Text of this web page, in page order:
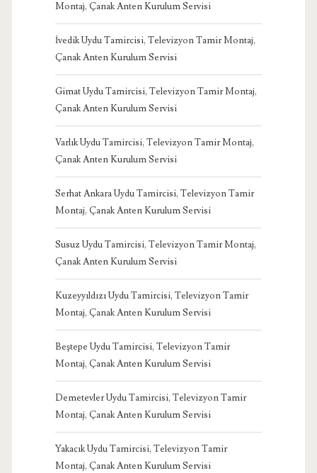
Montaj, Çanak Anten Kurulum Servisi
İvedik Uydu Tamircisi, Televizyon Tamir Montaj,
Çanak Anten Kurulum Servisi
Gimat Uydu Tamircisi, Televizyon Tamir Montaj,
Çanak Anten Kurulum Servisi
Varlık Uydu Tamircisi, Televizyon Tamir Montaj,
Çanak Anten Kurulum Servisi
Serhat Ankara Uydu Tamircisi, Televizyon Tamir
Montaj, Çanak Anten Kurulum Servisi
Susuz Uydu Tamircisi, Televizyon Tamir Montaj,
Çanak Anten Kurulum Servisi
Kuzeyyıldızı Uydu Tamircisi, Televizyon Tamir
Montaj, Çanak Anten Kurulum Servisi
Beştepe Uydu Tamircisi, Televizyon Tamir
Montaj, Çanak Anten Kurulum Servisi
Demetevler Uydu Tamircisi, Televizyon Tamir
Montaj, Çanak Anten Kurulum Servisi
Yakacık Uydu Tamircisi, Televizyon Tamir
Montaj, Çanak Anten Kurulum Servisi